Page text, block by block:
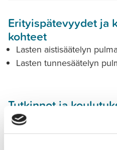
Erityispätevyydet ja
kohteet
Lasten aistisäätelyn
Lasten tunnesäätelyn
Tutkinnot ja
Toimintaterapeutti (AMK)
SI-perusteet (2018)